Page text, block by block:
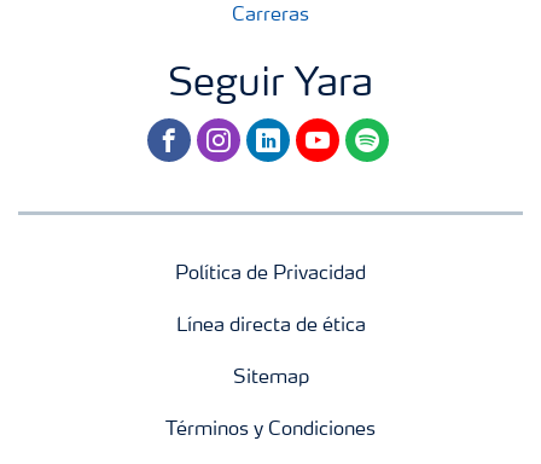
Carreras
Seguir Yara
facebookinstagram
linkedinyoutubespotify
Política de Privacidad
Línea directa de ética
Sitemap
Términos y Condiciones